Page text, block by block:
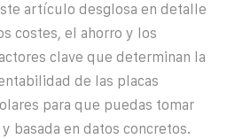
artículo desglosa en detalle
costes, el ahorro y los
clave que determinan la
de las placas
para que puedas tomar
basada en datos concretos.